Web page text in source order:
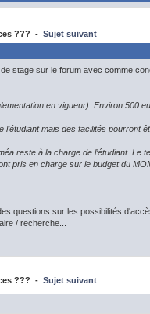
??? - Sujet suivant
stage sur le forum avec comme
en vigueur). Environ 500
mais des facilités pourront
reste à la charge de l’étudiant.
pris en charge sur le budget du
questions sur les possibilités
/ recherche...
??? - Sujet suivant